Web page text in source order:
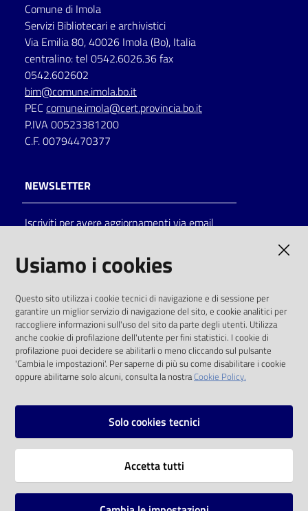
Seguici
su
Catalogo
Eventi
Chiedi al
bibliotecario
Avvisi
Comune di Imola
Servizi Bibliotecari e archivistici
Via Emilia 80, 40026 Imola (Bo), Italia
centralino: tel 0542.6026.36 fax
0542.602602
bim@comune.imola.bo.it
PEC comune.imola@cert.provincia.bo.it
P.IVA 00523381200
C.F. 00794470377
NEWSLETTER
Iscriviti per avere aggiornamenti via email
solo alle condizioni previste dalla direttiva
comunitaria 2003/98/CE e dal d.lgs. 36/2006
SOCIAL
Instagram
Vai alla pagina
Usiamo i cookies
Questo sito utilizza i cookie tecnici di navigazione e di sessione per
garantire un miglior servizio di navigazione del sito, e cookie analitici per
raccogliere informazioni sull'uso del sito da parte degli utenti. Utilizza
anche cookie di profilazione dell'utente per fini statistici. I cookie di
profilazione puoi decidere se abilitarli o meno cliccando sul pulsante
'Cambia le impostazioni'. Per saperne di più su come disabilitare i cookie
oppure abilitarne solo alcuni, consulta la nostraCookie Policy.
Solo cookies tecnici
Accetta tutti